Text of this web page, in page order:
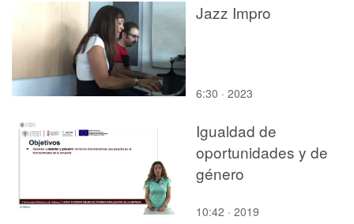
Jazz Impro
6:30 · 2023
Igualdad de
oportunidades y de
género
10:42 · 2019